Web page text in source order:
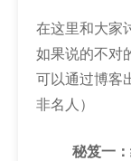
在这里和大家
如果说的不对
可以通过博客
非名人）
秘笈一